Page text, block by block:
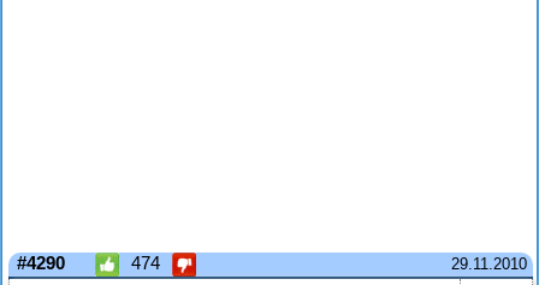
29.11.2010
#4290 474